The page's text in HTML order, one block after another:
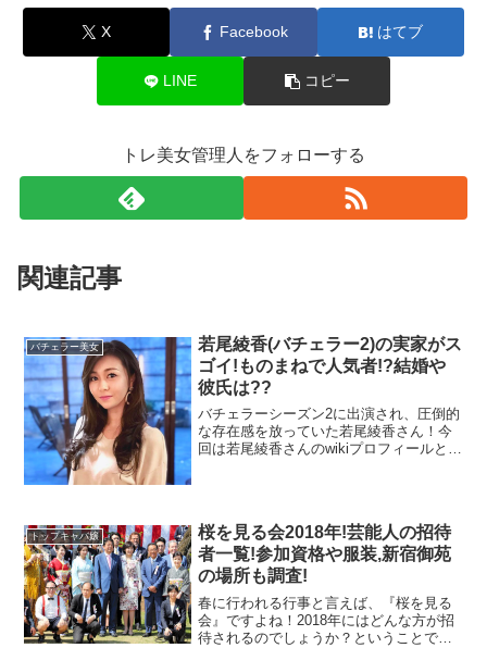
X Facebook はてブ
LINE コピー
トレ美女管理人をフォローする
関連記事
バチェラー美女
若尾綾香(バチェラー2)の実家がス
ゴイ!ものまねで人気者!?結婚や
彼氏は??
バチェラーシーズン2に出演され、圧倒的
な存在感を放っていた若尾綾香さん！今
回は若尾綾香さんのwikiプロフィールとし
て、若尾綾香さんの現在の彼氏や結婚に
ついても徹底調査していきます！
トップキャバ嬢
桜を見る会2018年!芸能人の招待
者一覧!参加資格や服装,新宿御苑
の場所も調査!
春に行われる行事と言えば、『桜を見る
会』ですよね！2018年にはどんな方が招
待されるのでしょうか？ということで、